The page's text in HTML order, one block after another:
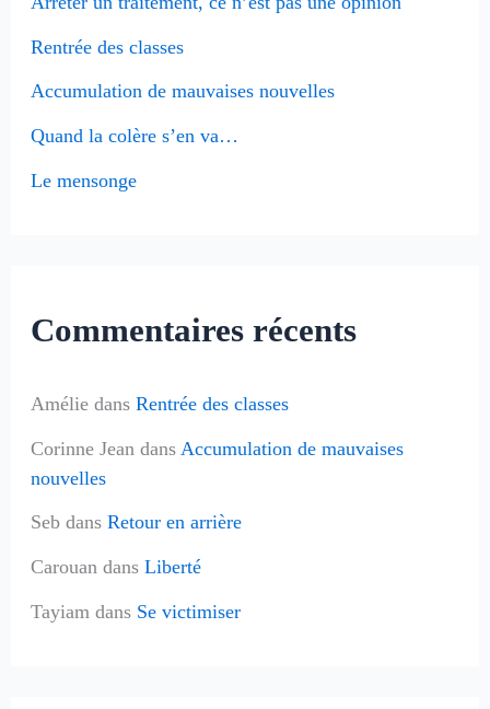
c
h
e
r
Rentrée des classes
Accumulation de mauvaises nouvelles
Quand la colère s’en va…
Le mensonge
Commentaires récents
Amélie dansRentrée des classes
Corinne Jean dans Accumulation de mauvaises
nouvelles
Seb dansRetour en arrière
Carouan dansLiberté
Tayiam dans Se victimiser